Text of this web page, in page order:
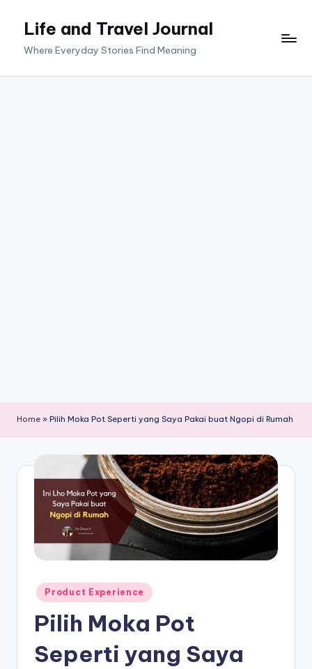
Life and Travel Journal
Where Everyday Stories Find Meaning
Home » Pilih Moka Pot Seperti yang Saya Pakai buat Ngopi di Rumah
Posted
in
Product Experience
Pilih Moka Pot
Seperti yang Saya